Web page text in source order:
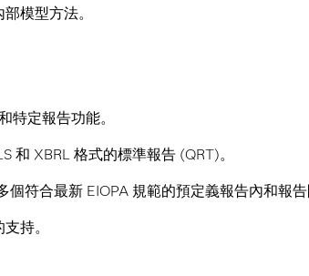
模型方法。
特定報告功能。
和 XBRL 格式的標準報告 (QRT)。
符合最新 EIOPA 規範的預定義報告內和報告
持。